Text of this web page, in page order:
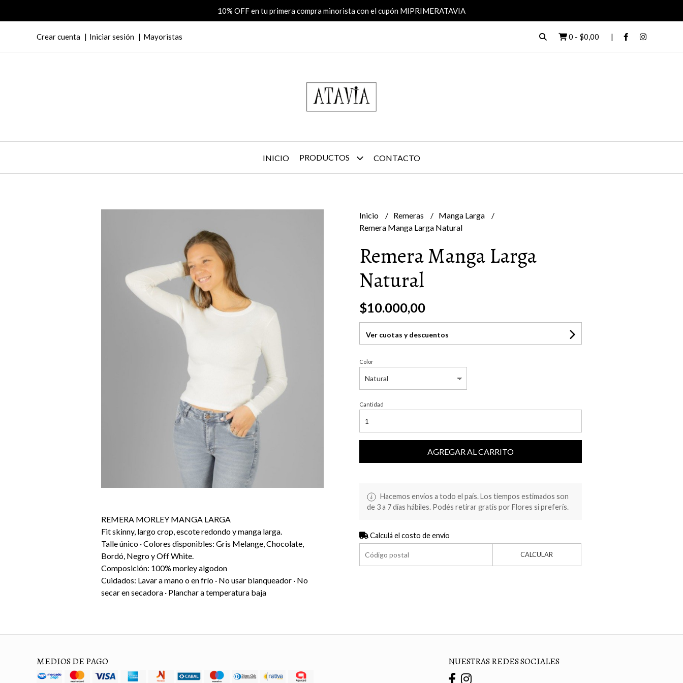
10% OFF en tu primera compra minorista con el cupón MIPRIMERATAVIA
Crear cuenta Iniciar sesión Mayoristas 0 - $0,00
INICIO PRODUCTOS CONTACTO
REMERA MORLEY MANGA LARGA
Fit skinny, largo crop, escote redondo y manga larga.
Talle único · Colores disponibles: Gris Melange, Chocolate,
Bordó, Negro y Off White.
Composición: 100% morley algodon
Cuidados: Lavar a mano o en frío · No usar blanqueador · No
secar en secadora · Planchar a temperatura baja
Inicio Remeras
Manga Larga
Remera Manga Larga Natural
Remera Manga Larga
Natural
$10.000,00
Ver cuotas y descuentos
Color
Cantidad
AGREGAR AL CARRITO
Hacemos envíos a todo el país. Los tiempos estimados son
de 3 a 7 días hábiles. Podés retirar gratis por Flores si preferís.
Calculá el costo de envío
CALCULAR
MEDIOS DE PAGO NUESTRAS REDES SOCIALES